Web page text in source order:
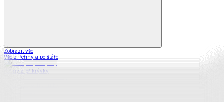
Zobrazit vše
Vše z Peřiny a polštáře
Peřiny a přikrývky